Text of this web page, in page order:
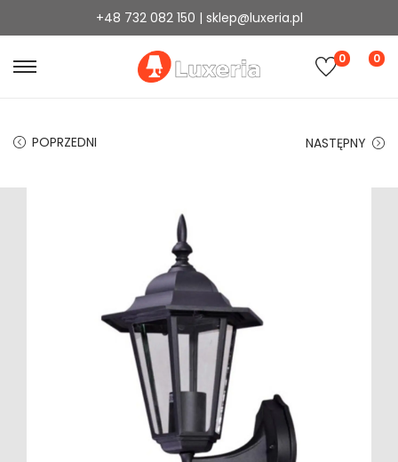
+48 732 082 150 | sklep@luxeria.pl
0 0
POPRZEDNI NASTĘPNY